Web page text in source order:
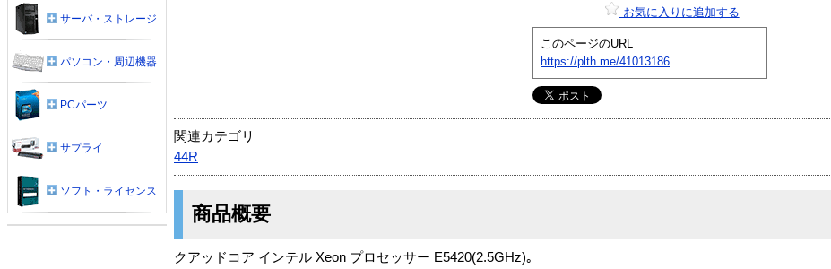
お気に入りに追加する
このページのURL
https://plth.me/41013186
関連カテゴリ
44R
商品概要
クアッドコア インテル Xeon プロセッサー E5420(2.5GHz)｡
サーバ・ストレージ
パソコン・周辺機器
PCパーツ
サプライ
ソフト・ライセンス